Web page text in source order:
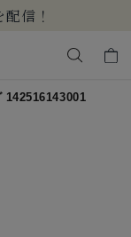
信！
ドで検索する
142516143001